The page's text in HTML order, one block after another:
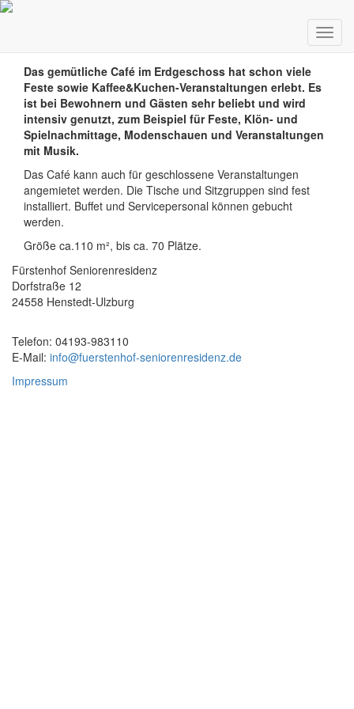
ein-/
Das gemütliche Café im Erdgeschoss hat schon viele
Feste sowie Kaffee&Kuchen-Veranstaltungen erlebt. Es
ist bei Bewohnern und Gästen sehr beliebt und wird
intensiv genutzt, zum Beispiel für Feste, Klön- und
Spielnachmittage, Modenschauen und Veranstaltungen
mit Musik.
Das Café kann auch für geschlossene Veranstaltungen
angemietet werden. Die Tische und Sitzgruppen sind fest
installiert. Buffet und Servicepersonal können gebucht
werden.
Größe ca.110 m², bis ca. 70 Plätze.
Fürstenhof Seniorenresidenz
Dorfstraße 12
24558 Henstedt-Ulzburg
Telefon: 04193-983110
E-Mail: info@fuerstenhof-seniorenresidenz.de
Impressum